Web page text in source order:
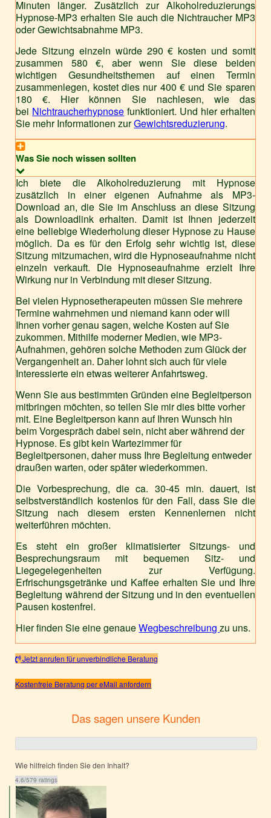
Minuten länger. Zusätzlich zur Alkoholreduzierungs
Hypnose-MP3 erhalten Sie auch die Nichtraucher MP3
oder Gewichtsabnahme MP3.
Jede Sitzung einzeln würde 290 € kosten und somit
zusammen 580 €, aber wenn Sie diese beiden
wichtigen Gesundheitsthemen auf einen Termin
zusammenlegen, kostet dies nur 400 € und Sie sparen
180 €. Hier können Sie nachlesen, wie das
bei Nichtraucherhypnose funktioniert. Und hier erhalten
Sie mehr Informationen zurGewichtsreduzierung.
Was Sie noch wissen sollten
Ich biete die Alkoholreduzierung mit Hypnose
zusätzlich in einer eigenen Aufnahme als MP3-
Download an, die Sie im Anschluss an diese Sitzung
als Downloadlink erhalten. Damit ist Ihnen jederzeit
eine beliebige Wiederholung dieser Hypnose zu Hause
möglich. Da es für den Erfolg sehr wichtig ist, diese
Sitzung mitzumachen, wird die Hypnoseaufnahme nicht
einzeln verkauft. Die Hypnoseaufnahme erzielt Ihre
Wirkung nur in Verbindung mit dieser Sitzung.
Bei vielen Hypnosetherapeuten müssen Sie mehrere
Termine wahrnehmen und niemand kann oder will
Ihnen vorher genau sagen, welche Kosten auf Sie
zukommen. Mithilfe moderner Medien, wie MP3-
Aufnahmen, gehören solche Methoden zum Glück der
Vergangenheit an. Daher lohnt sich auch für viele
Interessierte ein etwas weiterer Anfahrtsweg.
Wenn Sie aus bestimmten Gründen eine Begleitperson
mitbringen möchten, so teilen Sie mir dies bitte vorher
mit. Eine Begleitperson kann auf Ihren Wunsch hin
beim Vorgespräch dabei sein, nicht aber während der
Hypnose. Es gibt kein Wartezimmer für
Begleitpersonen, daher muss Ihre Begleitung entweder
draußen warten, oder später wiederkommen.
Die Vorbesprechung, die ca. 30-45 min. dauert, ist
selbstverständlich kostenlos für den Fall, dass Sie die
Sitzung nach diesem ersten Kennenlernen nicht
weiterführen möchten.
Es steht ein großer klimatisierter Sitzungs- und
Besprechungsraum mit bequemen Sitz- und
Liegegelegenheiten zur Verfügung.
Erfrischungsgetränke und Kaffee erhalten Sie und Ihre
Begleitung während der Sitzung und in den eventuellen
Pausen kostenfrei.
Hier finden Sie eine genaueWegbeschreibungzu uns.
Jetzt anrufen für unverbindliche Beratung
Kostenfreie Beratung per eMail anfordern
Das sagen unsere Kunden
Wie hilfreich finden Sie den Inhalt?
4.6/579 ratings